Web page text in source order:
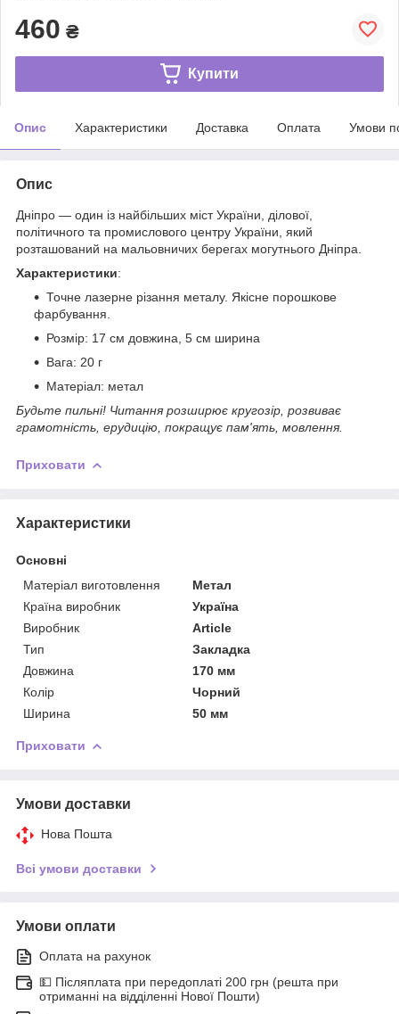
460 ₴
Купити
Опис Характеристики Доставка Оплата Умови
Опис
Дніпро — один із найбільших міст України, ділової,
політичного та промислового центру України, який
розташований на мальовничих берегах могутнього Дніпра.
Характеристики:
Точне лазерне різання металу. Якісне порошкове
фарбування.
Розмір: 17 см довжина, 5 см ширина
Вага: 20 г
Матеріал: метал
Будьте пильні! Читання розширює кругозір, розвиває
грамотність, ерудицію, покращує пам'ять, мовлення.
Приховати
Характеристики
Основні
Матеріал виготовлення
Метал
Країна виробник
Україна
Виробник
Article
Тип
Закладка
Довжина
170 мм
Колір
Чорний
Ширина
50 мм
Приховати
Умови доставки
Нова Пошта
Всі умови доставки
Умови оплати
Оплата на рахунок
💵 Післяплата при передоплаті 200 грн (решта при
отриманні на відділенні Нової Пошти)